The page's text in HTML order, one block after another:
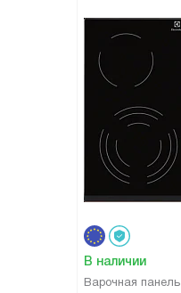
В наличии
Варочная панель